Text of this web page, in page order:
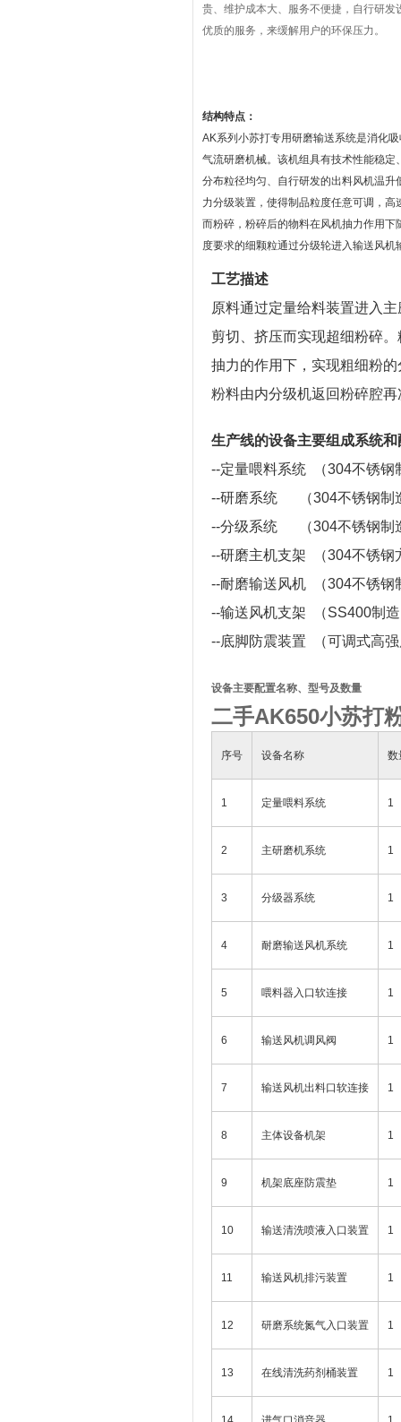
贵、维护成本大、服务不便捷，自行研
优质的服务，来缓解用户的环保压力。
结构特点：
AK系列小苏打专用研磨输送系统是消化
气流研磨机械。该机组具有技术性能稳
分布粒径均匀、自行研发的出料风机温
力分级装置，使得制品粒度任意可调，
而粉碎，粉碎后的物料在风机抽力作用
度要求的细颗粒通过分级轮进入输送风机
工艺描述
原料通过定量给料装置进入
剪切、挤压而实现超细粉碎
抽力的作用下，实现粗细粉
粉料由内分级机返回粉碎腔再
生产线的设备主要组成系统和
--定量喂料系统 （304不锈钢
--研磨系统 （304不锈钢制
--分级系统 （304不锈钢制
--研磨主机支架 （304不锈钢
--耐磨输送风机 （304不锈钢
--输送风机支架 （SS400制
--底脚防震装置 （可调式高
设备主要配置名称、型号及数量
二手AK650小苏打
序号 设备名称 数
1 定量喂料系统 1
2 主研磨机系统 1
3 分级器系统 1
4 耐磨输送风机系统 1
5 喂料器入口软连接 1
6 输送风机调风阀 1
7 输送风机出料口软连接 1
8 主体设备机架 1
9 机架底座防震垫 1
10 输送清洗喷液入口装置 1
11 输送风机排污装置 1
12 研磨系统氮气入口装置 1
13 在线清洗药剂桶装置 1